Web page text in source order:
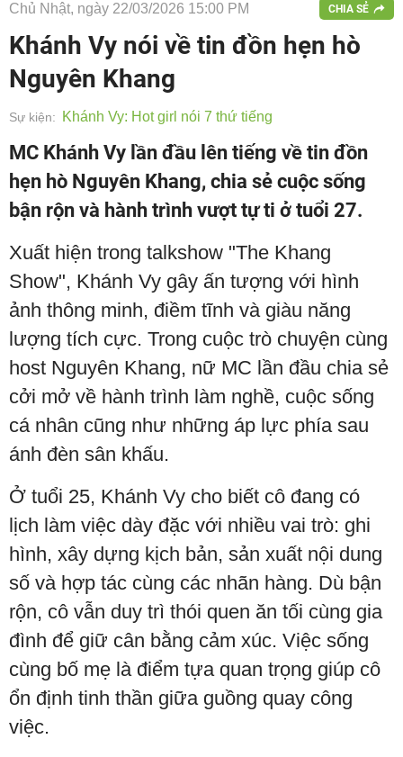
Chủ Nhật, ngày 22/03/2026 15:00 PM CHIA SẺ
Khánh Vy nói về tin đồn hẹn hò
Nguyên Khang
Sự kiện: Khánh Vy: Hot girl nói 7 thứ tiếng
MC Khánh Vy lần đầu lên tiếng về tin đồn
hẹn hò Nguyên Khang, chia sẻ cuộc sống
bận rộn và hành trình vượt tự ti ở tuổi 27.
Xuất hiện trong talkshow "The Khang
Show", Khánh Vy gây ấn tượng với hình
ảnh thông minh, điềm tĩnh và giàu năng
lượng tích cực. Trong cuộc trò chuyện cùng
host Nguyên Khang, nữ MC lần đầu chia sẻ
cởi mở về hành trình làm nghề, cuộc sống
cá nhân cũng như những áp lực phía sau
ánh đèn sân khấu.
Ở tuổi 25, Khánh Vy cho biết cô đang có
lịch làm việc dày đặc với nhiều vai trò: ghi
hình, xây dựng kịch bản, sản xuất nội dung
số và hợp tác cùng các nhãn hàng. Dù bận
rộn, cô vẫn duy trì thói quen ăn tối cùng gia
đình để giữ cân bằng cảm xúc. Việc sống
cùng bố mẹ là điểm tựa quan trọng giúp cô
ổn định tinh thần giữa guồng quay công
việc.